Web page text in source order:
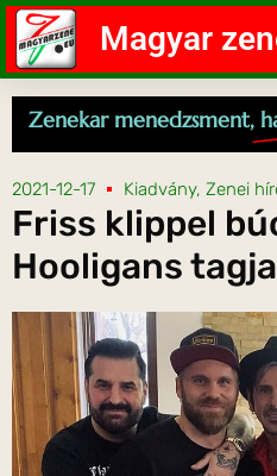
Magyar
Zenekar menedzsment,
2021-12-17 Kiadvány, Zenei
Friss klippel
Hooligans tagja